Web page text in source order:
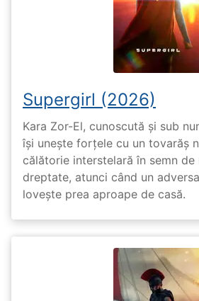
Supergirl (2026)
Kara Zor-El, cunoscută și sub
își unește forțele cu un tovarăș
călătorie interstelară în semn de
dreptate, atunci când un
lovește prea aproape de casă.